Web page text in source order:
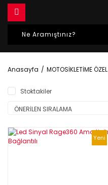
Anasayfa MOTOSİKLETİME ÖZEL
Stoktakiler
Yeni